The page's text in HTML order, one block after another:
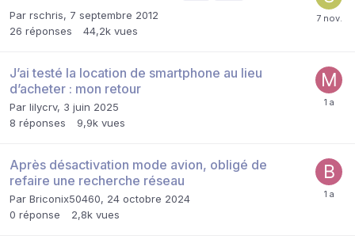
Par rschris, 7 septembre 2012
26 réponses 44,2k vues
J’ai testé la location de smartphone au lieu
d’acheter : mon retour
Par lilycrv, 3 juin 2025
8 réponses 9,9k vues
Après désactivation mode avion, obligé de
refaire une recherche réseau
Par Briconix50460, 24 octobre 2024
0 réponse 2,8k vues